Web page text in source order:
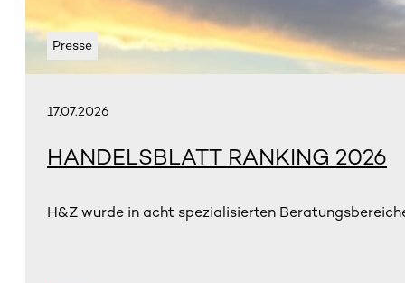
Presse
17.07.2026
HANDELSBLATT RANKING 2026
H&Z wurde in acht spezialisierten